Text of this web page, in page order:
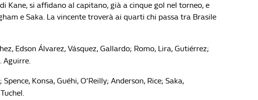
Kane, si affidano al capitano, già a cinque gol nel torneo, e
e Saka. La vincente troverà ai quarti chi passa tra Brasile
Edson Álvarez, Vásquez, Gallardo; Romo, Lira, Gutiérrez;
Aguirre.
Konsa, Guéhi, O’Reilly; Anderson, Rice; Saka,